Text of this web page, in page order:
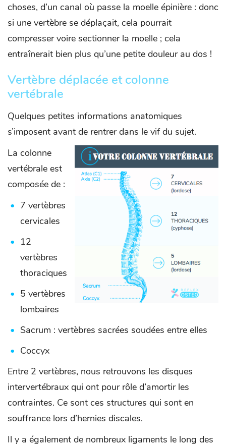
choses, d’un canal où passe la moelle épinière : donc
si une vertèbre se déplaçait, cela pourrait
compresser voire sectionner la moelle ; cela
entraînerait bien plus qu’une petite douleur au dos !
Vertèbre déplacée et colonne
vertébrale
Quelques petites informations anatomiques
s’imposent avant de rentrer dans le vif du sujet.
La colonne
vertébrale est
composée de :
7 vertèbres
cervicales
12
vertèbres
thoraciques
5 vertèbres
lombaires
Sacrum : vertèbres sacrées soudées entre elles
Coccyx
Entre 2 vertèbres, nous retrouvons les disques
intervertébraux qui ont pour rôle d’amortir les
contraintes. Ce sont ces structures qui sont en
souffrance lors d’hernies discales.
Il y a également de nombreux ligaments le long des